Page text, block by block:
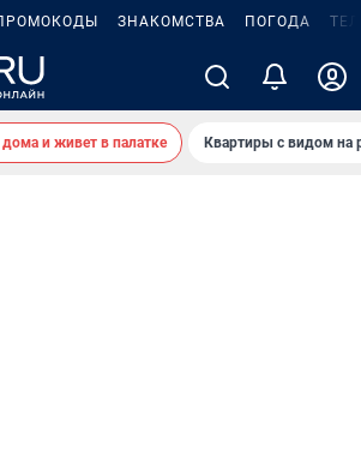
ЗНАКОМСТВА ПОГОДА
и живет в палатке Квартиры с видом на